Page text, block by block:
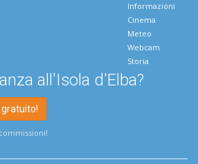
Informazioni
Cinema
Meteo
Webcam
Storia
all'Isola d'Elba?
gratuito!